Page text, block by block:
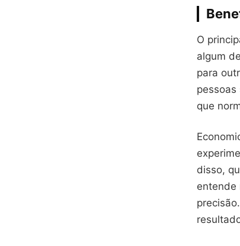
O
algum
para
pessoas
que
disso,
entende